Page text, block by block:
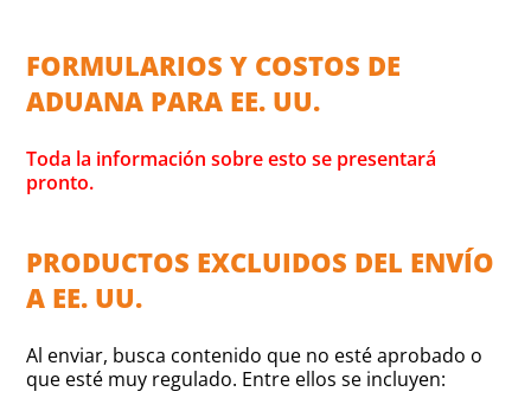
FORMULARIOS Y COSTOS DE
ADUANA PARA EE. UU.
Toda la información sobre esto se presentará
pronto.
PRODUCTOS EXCLUIDOS DEL ENVÍO
A EE. UU.
Al enviar, busca contenido que no esté aprobado o
que esté muy regulado. Entre ellos se incluyen: